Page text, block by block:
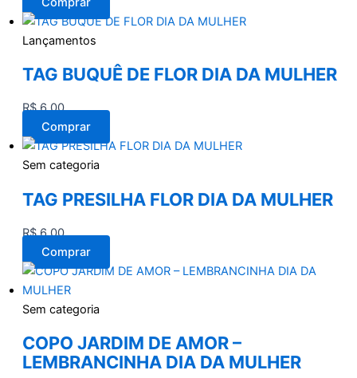
Lançamentos
TAG BUQUÊ DE FLOR DIA DA MULHER
R$6,00
Comprar
Sem categoria
TAG PRESILHA FLOR DIA DA MULHER
R$6,00
Comprar
Sem categoria
COPO JARDIM DE AMOR –
LEMBRANCINHA DIA DA MULHER